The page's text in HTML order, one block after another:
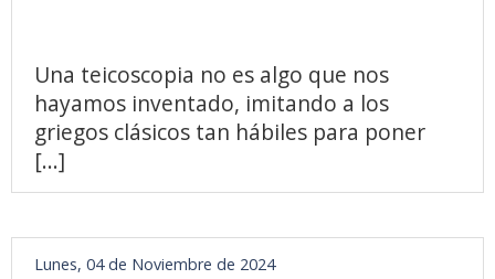
Una teicoscopia no es algo que nos
hayamos inventado, imitando a los
griegos clásicos tan hábiles para poner
[...]
Lunes, 04 de Noviembre de 2024